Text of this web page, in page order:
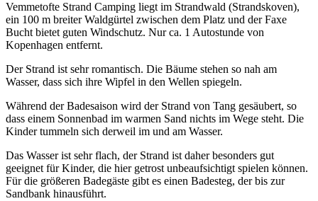
Vemmetofte Strand Camping liegt im Strandwald (Strandskoven),
ein 100 m breiter Waldgürtel zwischen dem Platz und der Faxe
Bucht bietet guten Windschutz. Nur ca. 1 Autostunde von
Kopenhagen entfernt.
Der Strand ist sehr romantisch. Die Bäume stehen so nah am
Wasser, dass sich ihre Wipfel in den Wellen spiegeln.
Während der Badesaison wird der Strand von Tang gesäubert, so
dass einem Sonnenbad im warmen Sand nichts im Wege steht. Die
Kinder tummeln sich derweil im und am Wasser.
Das Wasser ist sehr flach, der Strand ist daher besonders gut
geeignet für Kinder, die hier getrost unbeaufsichtigt spielen können.
Für die größeren Badegäste gibt es einen Badesteg, der bis zur
Sandbank hinausführt.